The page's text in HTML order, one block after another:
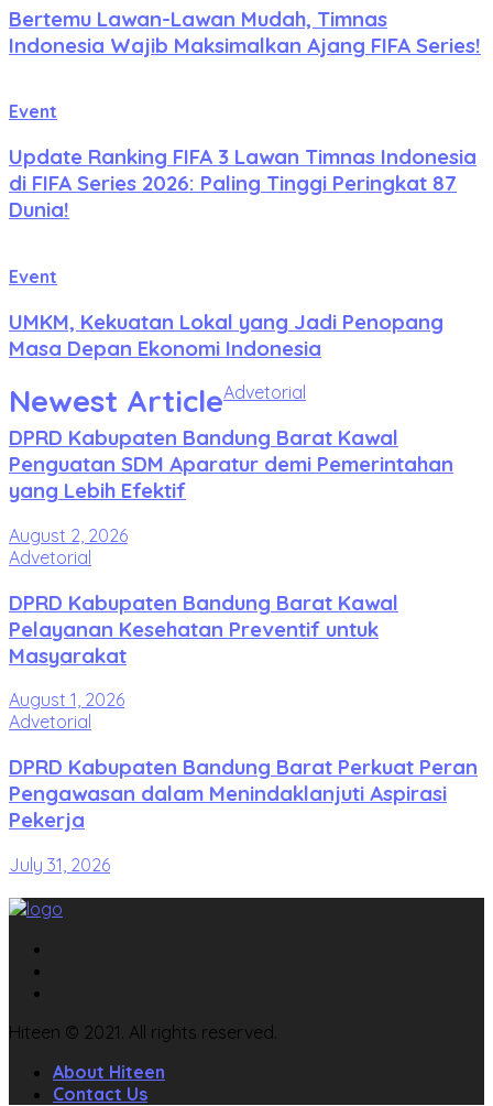
Bertemu Lawan-Lawan Mudah, Timnas
Indonesia Wajib Maksimalkan Ajang FIFA Series!
Event
Update Ranking FIFA 3 Lawan Timnas Indonesia
di FIFA Series 2026: Paling Tinggi Peringkat 87
Dunia!
Event
UMKM, Kekuatan Lokal yang Jadi Penopang
Masa Depan Ekonomi Indonesia
Newest ArticleAdvetorial
DPRD Kabupaten Bandung Barat Kawal
Penguatan SDM Aparatur demi Pemerintahan
yang Lebih Efektif
August 2, 2026
Advetorial
DPRD Kabupaten Bandung Barat Kawal
Pelayanan Kesehatan Preventif untuk
Masyarakat
August 1, 2026
Advetorial
DPRD Kabupaten Bandung Barat Perkuat Peran
Pengawasan dalam Menindaklanjuti Aspirasi
Pekerja
July 31, 2026
Hiteen © 2021. All rights reserved.
About Hiteen
Contact Us